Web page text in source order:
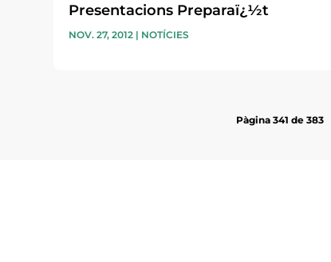
Presentacions Preparaï¿½t
NOV. 27, 2012 | NOTÍCIES
Pàgina 341 de 383